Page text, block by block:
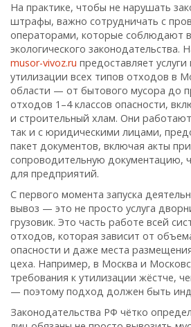
На практике, чтобы не нарушать
штрафы, важно сотрудничать с
операторами, которые соблюдают
экологического законодательства.
musor-vivoz.ru предоставляет
утилизации всех типов отходов в
области — от бытового мусора до
отходов 1–4 классов опасности,
и строительный хлам. Они
так и с юридическими лицами,
пакет документов, включая акты
сопроводительную документацию,
для предприятий.
С первого момента запуска
вывоз — это не просто услуга
грузовик. Это часть работе всей
отходов, которая зависит от
опасности и даже места
цеха. Например, в Москва и
требования к утилизации жёстче,
— поэтому подход должен быть
Законодательства РФ чётко